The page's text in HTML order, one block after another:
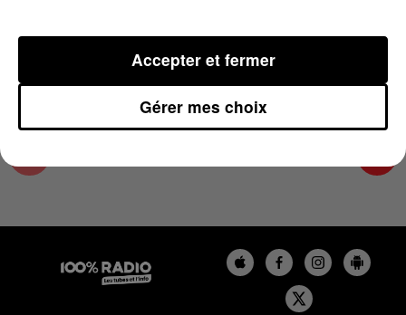
Podcasts infos de l'Hérault
Gérer mes choix
Accepter et fermer